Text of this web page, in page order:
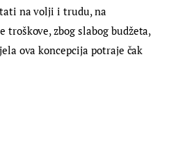
na volji i trudu, na
zbog slabog budžeta,
ova koncepcija potraje čak